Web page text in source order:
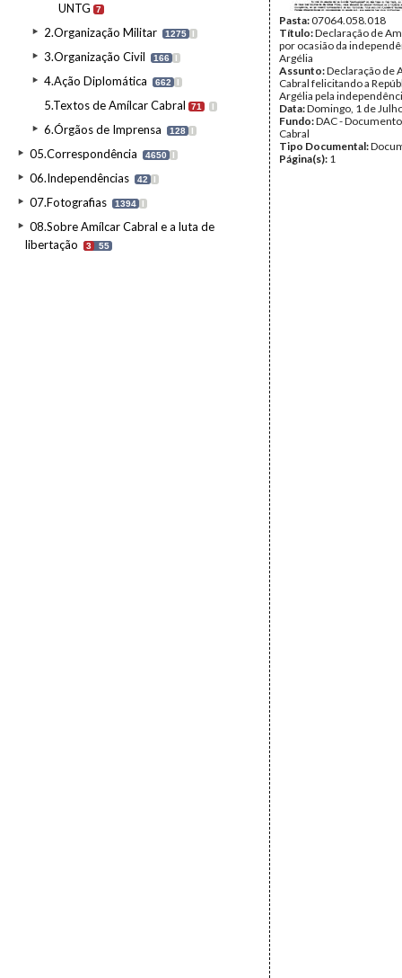
UNTG 7
2.Organização Militar 1275 I
3.Organização Civil 166 I
4.Ação Diplomática 662 I
5.Textos de Amílcar Cabral 71 I
6.Órgãos de Imprensa 128 I
05.Correspondência 4650 I
06.Independências 42 I
07.Fotografias 1394 I
08.Sobre Amílcar Cabral e a luta de
libertação
3 55
Pasta:07064.058.018
Título:Declaração de
por ocasião da
Argélia
Assunto:Declaração de
Cabral felicitando a
Argélia pela
Data:Domingo, 1 de
Fundo:DAC -
Cabral
Tipo Documental:
Página(s): 1